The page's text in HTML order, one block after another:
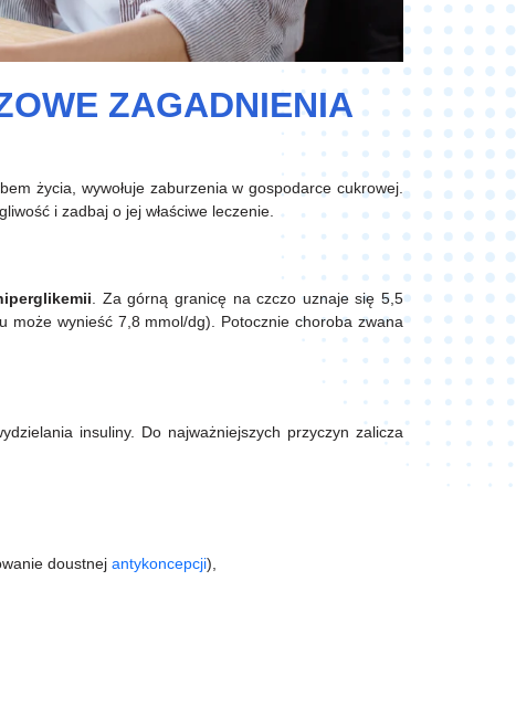
ZAGADNIENIA
życia, wywołuje zaburzenia w gospodarce cukrowej.
i zadbaj o jej właściwe leczenie.
. Za górną granicę na czczo uznaje się 5,5
może wynieść 7,8 mmol/dg). Potocznie choroba zwana
insuliny. Do najważniejszych przyczyn zalicza
doustnej antykoncepcji),